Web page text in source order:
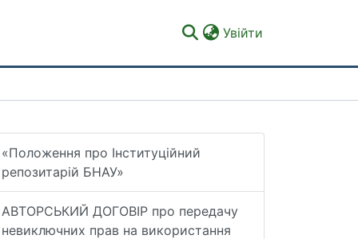
Увійти
«Положення про Інституційний
репозитарій БНАУ»
АВТОРСЬКИЙ ДОГОВІР про передачу
невиключних прав на використання